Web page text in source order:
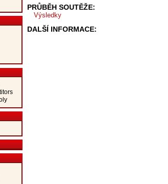
PRŮBĚH SOUTĚŽE:
Výsledky
DALŠÍ INFORMACE: